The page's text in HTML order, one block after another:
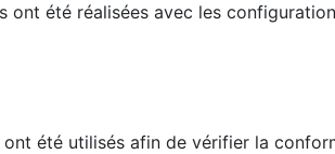
été réalisées avec les
été utilisés afin de vérifier la